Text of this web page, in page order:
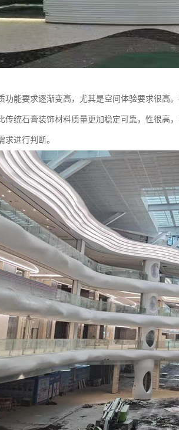
功能要求逐渐变高，尤其是空间体验要求很高
传统石膏装饰材料质量更加稳定可靠，性很高
进行判断。